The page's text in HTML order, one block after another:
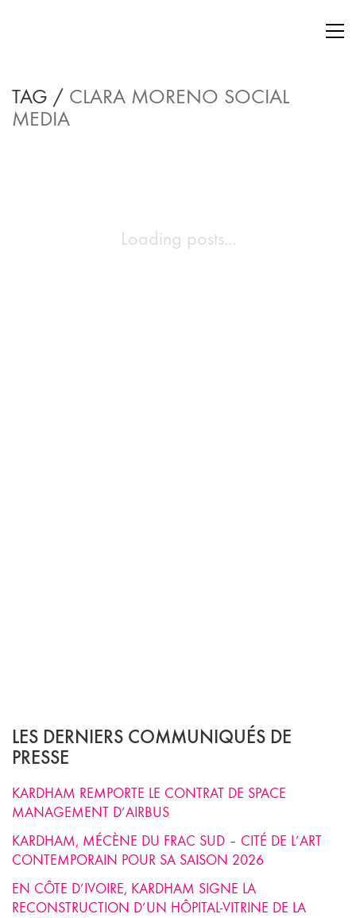
TAG / CLARA MORENO SOCIAL
MEDIA
Loading posts...
LES DERNIERS COMMUNIQUÉS DE
PRESSE
KARDHAM REMPORTE LE CONTRAT DE SPACE
MANAGEMENT D’AIRBUS
KARDHAM, MÉCÈNE DU FRAC SUD – CITÉ DE L’ART
CONTEMPORAIN POUR SA SAISON 2026
EN CÔTE D’IVOIRE, KARDHAM SIGNE LA
RECONSTRUCTION D’UN HÔPITAL-VITRINE DE LA